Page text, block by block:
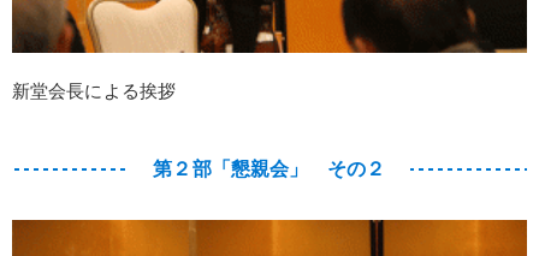
新堂会長による挨拶
第２部「懇親会」 その２